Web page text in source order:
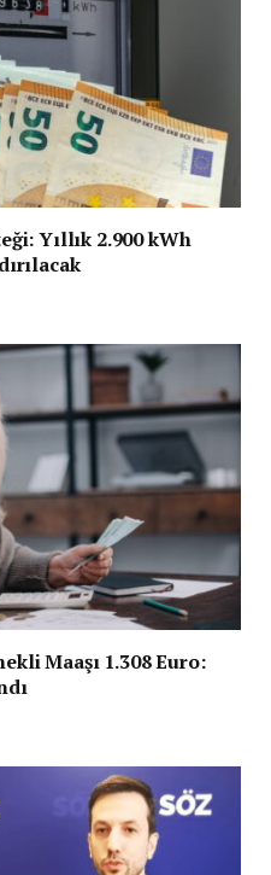
Yıllık 2.900 kWh
Maaşı 1.308 Euro: